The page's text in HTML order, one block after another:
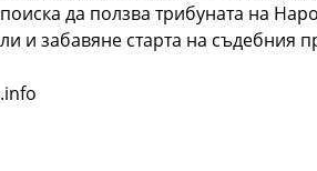
да ползва трибуната на
и забавяне старта на съдебния